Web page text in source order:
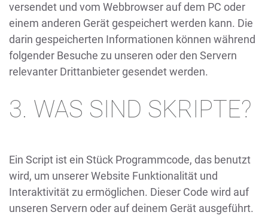
versendet und vom Webbrowser auf dem PC oder
einem anderen Gerät gespeichert werden kann. Die
darin gespeicherten Informationen können während
folgender Besuche zu unseren oder den Servern
relevanter Drittanbieter gesendet werden.
3. WAS SIND SKRIPTE?
Ein Script ist ein Stück Programmcode, das benutzt
wird, um unserer Website Funktionalität und
Interaktivität zu ermöglichen. Dieser Code wird auf
unseren Servern oder auf deinem Gerät ausgeführt.